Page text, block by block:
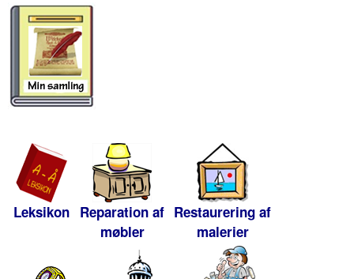
Leksikon Reparation af
møbler
Restaurering af
malerier